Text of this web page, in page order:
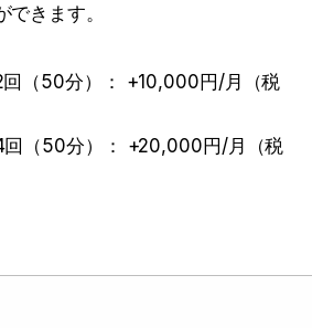
できます。
回（50分）： +10,000円/月（税
回（50分）： +20,000円/月（税